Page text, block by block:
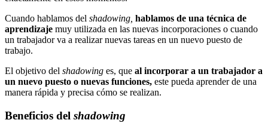
Cuando hablamos del shadowing, hablamos de una técnica de
aprendizaje muy utilizada en las nuevas incorporaciones o cuando
un trabajador va a realizar nuevas tareas en un nuevo puesto de
trabajo.
El objetivo del shadowing es, que al incorporar a un trabajador a
un nuevo puesto o nuevas funciones, este pueda aprender de una
manera rápida y precisa cómo se realizan.
Beneficios del shadowing